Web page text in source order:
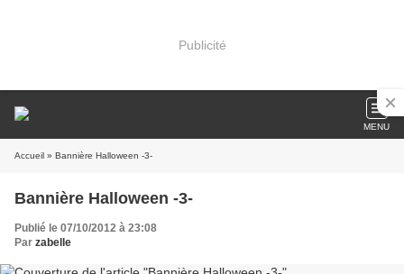
Publicité
MENU
Accueil » Bannière Halloween -3-
Bannière Halloween -3-
Publié le 07/10/2012 à 23:08
Par zabelle